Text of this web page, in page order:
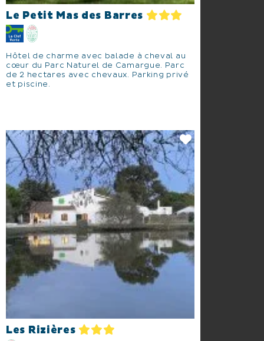
Le Petit Mas des Barres
Hôtel de charme avec balade à cheval au
cœur du Parc Naturel de Camargue. Parc
de 2 hectares avec chevaux. Parking privé
et piscine.
Les Rizières